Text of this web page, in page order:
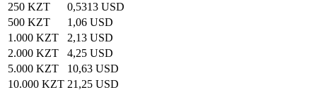
250 KZT
0,5313 USD
500 KZT
1,06 USD
1.000 KZT
2,13 USD
2.000 KZT
4,25 USD
5.000 KZT
10,63 USD
10.000 KZT 21,25 USD